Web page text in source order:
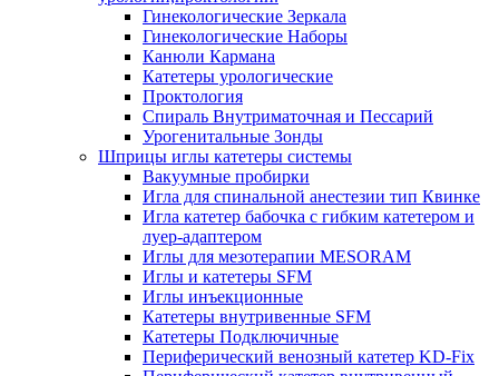
Гинекологические Зеркала
Гинекологические Наборы
Канюли Кармана
Катетеры урологические
Проктология
Спираль Внутриматочная и Пессарий
Урогенитальные Зонды
Шприцы иглы катетеры системы
Вакуумные пробирки
Игла для спинальной анестезии тип Квинке
Игла катетер бабочка с гибким катетером и
луер-адаптером
Иглы для мезотерапии MESORAM
Иглы и катетеры SFM
Иглы инъекционные
Катетеры внутривенные SFM
Катетеры Подключичные
Периферический венозный катетер KD-Fix